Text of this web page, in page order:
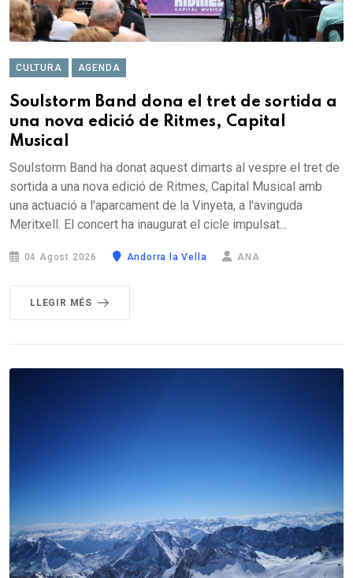
CULTURA AGENDA
Soulstorm Band dona el tret de sortida a
una nova edició de Ritmes, Capital
Musical
Soulstorm Band ha donat aquest dimarts al vespre el tret de
sortida a una nova edició de Ritmes, Capital Musical amb
una actuació a l'aparcament de la Vinyeta, a l'avinguda
Meritxell. El concert ha inaugurat el cicle impulsat...
04 Agost 2026 Andorra la Vella ANA
LLEGIR MÉS